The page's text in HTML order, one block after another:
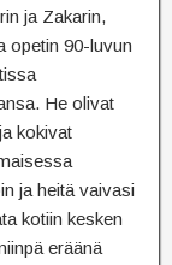
ja Zakarin,
opetin 90-luvun
He olivat
kokivat
ja heitä vaivasi
kotiin kesken
eräänä